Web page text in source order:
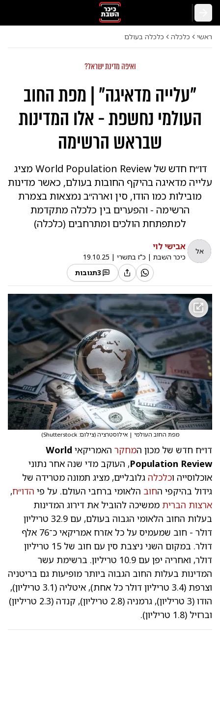
ראשי כלכלה כלכלה בעולם
ואיפה מדינת ישראל?
"עלייה מדאיגה" | מפת החוב
העולמי נחשפת - אלו המדינות
שבראש הרשימה
דו״ח חדש של World Population Review מציג
עלייה מדאיגה בהיקף החובות בעולם, כאשר מדינות
מובילות כמו הודו, סין וארה״ב נמצאות בצמרת
הרשימה - והפערים בין כלכלה מתקדמת
למתפתחת הולכים ומתרחבים (כלכלה)
אל אבישי לוי
כיכר השבת | כ"ז בתשרי |
19.10.25
3תגובות
מפת החוב העולמי | אילוסטרציה (צילום: Shutterstock )
דו״ח חדש של מכון המחקר האמריקאי World
Population Review, העוקב מדי שנה אחר נתוני
אוכלוסייה וכלכלה גלובליים, מציג תמונה מטרידה של
גידול בהיקפי החוב הלאומי ברחבי העולם. על פי הדו״ח,
ארצות הברית ממשיכה להוביל את דירוג המדינות
בעלות החוב הלאומי הגבוה בעולם, עם 32.9 טריליון
דולר - חוב שמעמיס על כל אזרח אמריקאי כ־76 אלף
דולר. במקום השני ניצבת סין עם חוב של 15 טריליון
דולר, ואחריה יפן עם 10.9 טריליון. ברשימת עשר
המדינות בעלות החוב הגבוה ביותר מופיעות גם בריטניה
וצרפת (3.4 טריליון דולר כל אחת), איטליה (3.1 טריליון),
הודו (3 טריליון), גרמניה (2.8 טריליון), קנדה (2.3 טריליון)
וברזיל (1.8 טריליון).